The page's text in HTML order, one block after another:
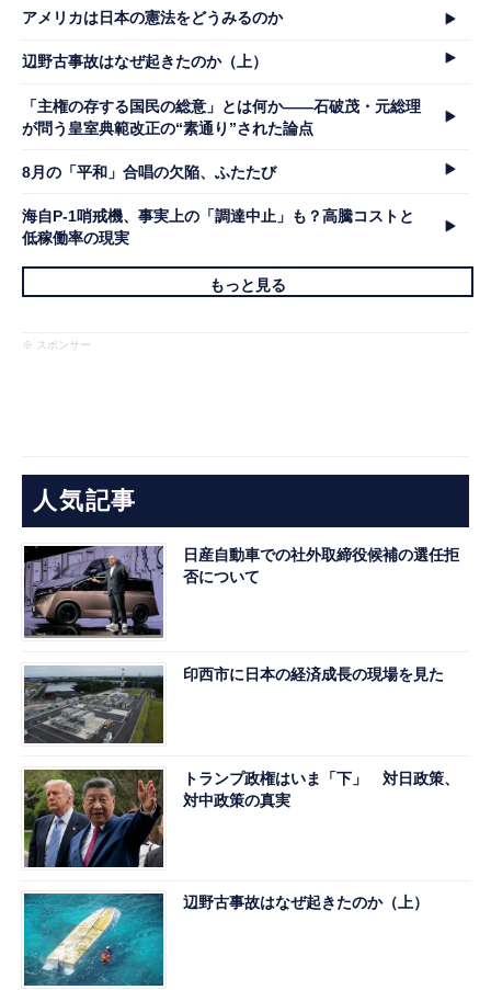
アメリカは日本の憲法をどうみるのか
辺野古事故はなぜ起きたのか（上）
「主権の存する国民の総意」とは何か――石破茂・元総理
が問う皇室典範改正の“素通り”された論点
8月の「平和」合唱の欠陥、ふたたび
海自P-1哨戒機、事実上の「調達中止」も？高騰コストと
低稼働率の現実
もっと見る
※ スポンサー
人気記事
日産自動車での社外取締役候補の選任拒
否について
印西市に日本の経済成長の現場を見た
トランプ政権はいま「下」 対日政策、
対中政策の真実
辺野古事故はなぜ起きたのか（上）